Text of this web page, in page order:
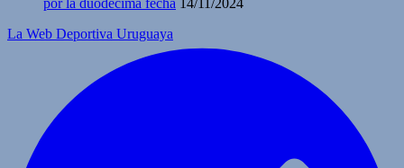
por la duodécima fecha 14/11/2024
La Web Deportiva Uruguaya